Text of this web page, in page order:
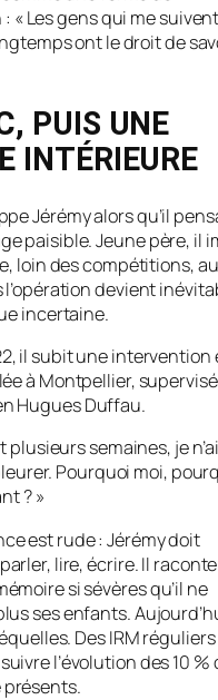
« Les gens qui me suivent
ont le droit de
PUIS UNE
INTÉRIEURE
Jérémy alors qu’il
paisible. Jeune père, il
loin des compétitions,
l’opération devient
incertaine.
il subit une intervention
à Montpellier,
Hugues Duffau.
plusieurs semaines, je n’ai
Pourquoi moi,
? »
est rude : Jérémy doit
lire, écrire. Il
si sévères qu’il ne
ses enfants.
Des IRM réguliers
l’évolution des 10 %